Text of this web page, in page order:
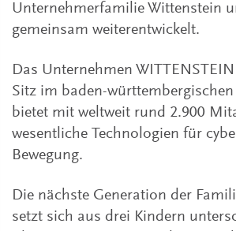
Unternehmerfamilie Wittenstein
gemeinsam weiterentwickelt.
Das Unternehmen
Sitz im baden-
bietet mit weltweit rund 2.900
wesentliche Technologien für
Bewegung.
Die nächste Generation der
setzt sich aus drei Kindern